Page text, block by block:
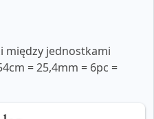
między jednostkami
= 25,4mm = 6pc =